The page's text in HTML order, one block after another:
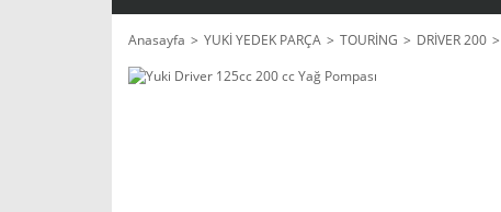
Anasayfa YUKİ YEDEK PARÇA TOURİNG DRİVER 200